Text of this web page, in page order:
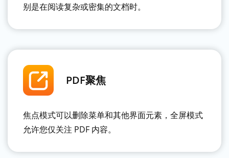
别是在阅读复杂或密集的文档时。
PDF聚焦
焦点模式可以删除菜单和其他界面元素，全屏模式
允许您仅关注 PDF 内容。